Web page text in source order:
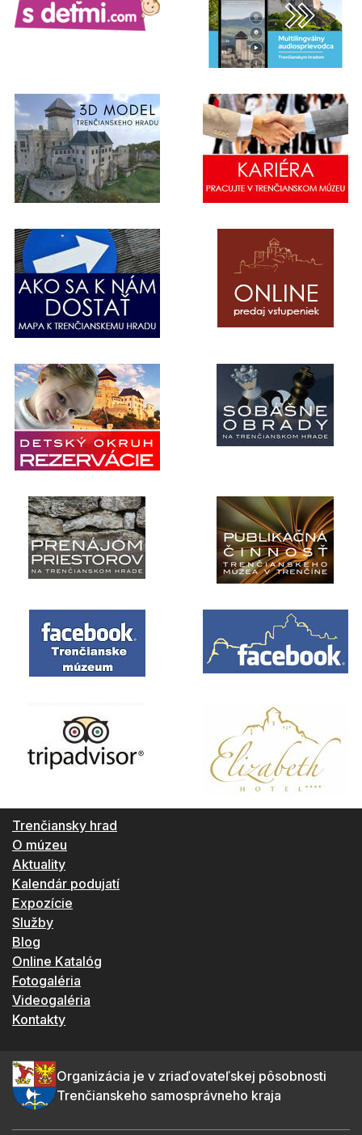
Trenčiansky hrad
O múzeu
Aktuality
Kalendár podujatí
Expozície
Služby
Blog
Online Katalóg
Fotogaléria
Videogaléria
Kontakty
Organizácia je v zriaďovateľskej pôsobnosti
Trenčianskeho samosprávneho kraja